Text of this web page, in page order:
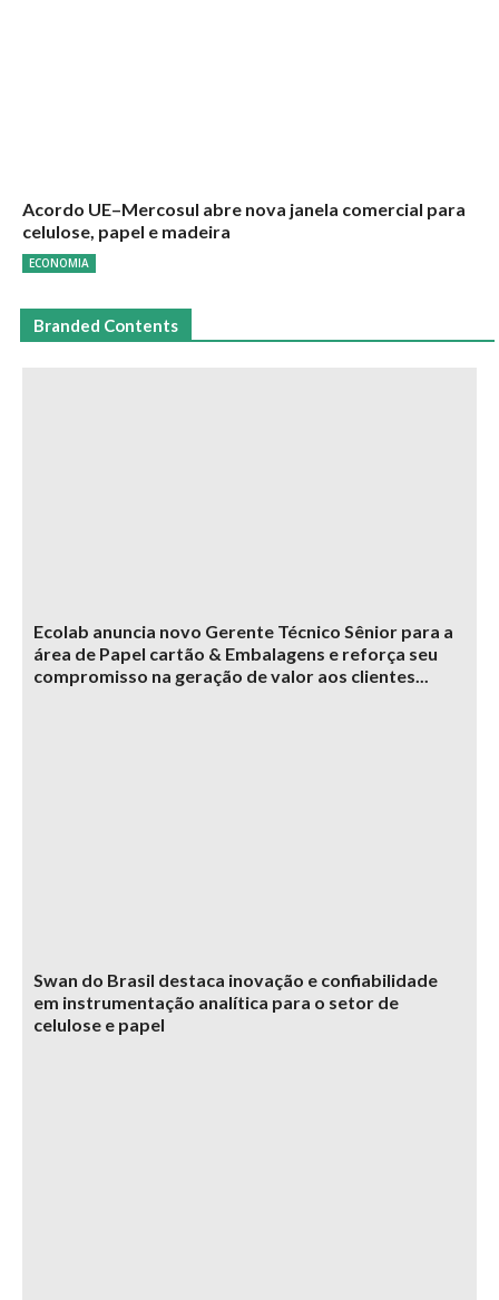
Acordo UE–Mercosul abre nova janela comercial para
celulose, papel e madeira
ECONOMIA
Branded Contents
Ecolab anuncia novo Gerente Técnico Sênior para a
área de Papel cartão & Embalagens e reforça seu
compromisso na geração de valor aos clientes...
Swan do Brasil destaca inovação e confiabilidade
em instrumentação analítica para o setor de
celulose e papel